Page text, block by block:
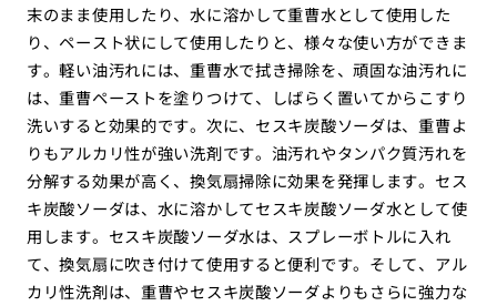
末のまま使用したり、水に溶かして重曹水として使用した
り、ペースト状にして使用したりと、様々な使い方ができま
す。軽い油汚れには、重曹水で拭き掃除を、頑固な油汚れに
は、重曹ペーストを塗りつけて、しばらく置いてからこすり
洗いすると効果的です。次に、セスキ炭酸ソーダは、重曹よ
りもアルカリ性が強い洗剤です。油汚れやタンパク質汚れを
分解する効果が高く、換気扇掃除に効果を発揮します。セス
キ炭酸ソーダは、水に溶かしてセスキ炭酸ソーダ水として使
用します。セスキ炭酸ソーダ水は、スプレーボトルに入れ
て、換気扇に吹き付けて使用すると便利です。そして、アル
カリ性洗剤は、重曹やセスキ炭酸ソーダよりもさらに強力な